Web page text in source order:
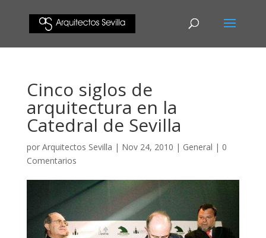
Cinco siglos de
arquitectura en la
Catedral de Sevilla
por Arquitectos Sevilla | Nov 24, 2010 | General | 0
Comentarios